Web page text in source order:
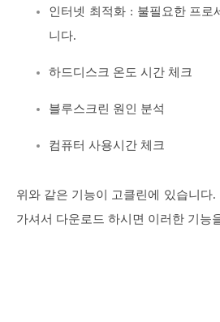
인터넷 최적화 : 불필요한 프로
니다.
하드디스크 온도 시간 체크
블루스크린 원인 분석
컴퓨터 사용시간 체크
위와 같은 기능이 고클린에 있습니다.
가셔서 다운로드 하시면 이러한 기능